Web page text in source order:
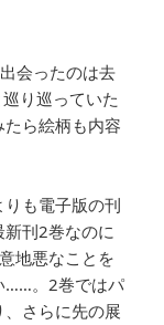
会ったのは去
り巡っていた
ら絵柄も内容
も電子版の刊
刊2巻なのに
地悪なことを
……。2巻ではパ
さらに先の展